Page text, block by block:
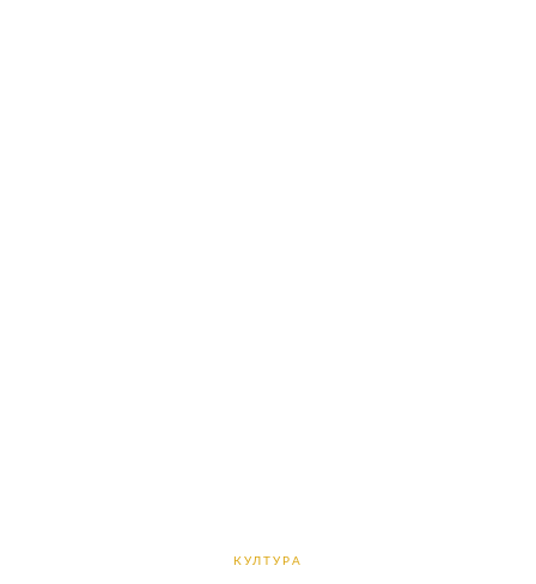
КУЛТУРА